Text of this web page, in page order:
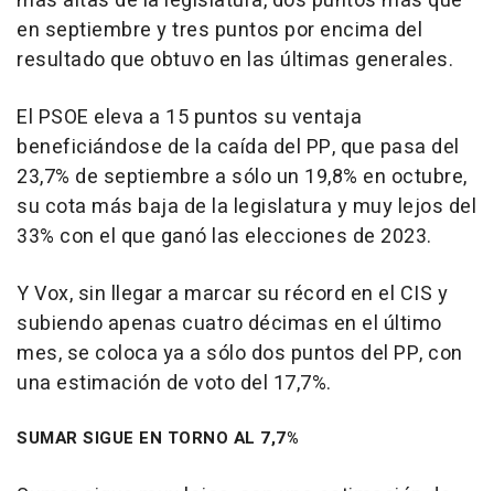
en septiembre y tres puntos por encima del
resultado que obtuvo en las últimas generales.
El PSOE eleva a 15 puntos su ventaja
beneficiándose de la caída del PP, que pasa del
23,7% de septiembre a sólo un 19,8% en octubre,
su cota más baja de la legislatura y muy lejos del
33% con el que ganó las elecciones de 2023.
Y Vox, sin llegar a marcar su récord en el CIS y
subiendo apenas cuatro décimas en el último
mes, se coloca ya a sólo dos puntos del PP, con
una estimación de voto del 17,7%.
SUMAR SIGUE EN TORNO AL 7,7%